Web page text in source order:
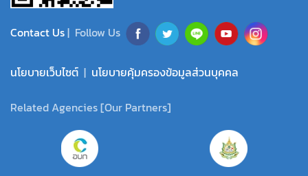
Contact Us| Follow Us
นโยบายเว็บไซต์ | นโยบายคุ้มครองข้อมูลส่วนบุคคล
Related Agencies [Our Partners]